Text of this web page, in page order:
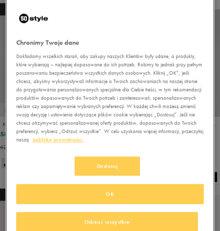
PROMO: DO -30%
NEW ERA TORBA MLB MINI WAIST BAG NYY BOB NEW YORK YANKEES BL
89,99 zł
58,49 zł
62,99 zł
PROMO: DO -30%
NEW ERA TOREBKA MLB SIDE BAG NEYYAN BLKBLK NEW YORK YANKEES
99,99 zł
69,99 zł
Chronimy Twoje dane
Dokładamy wszelkich starań, aby zakupy naszych Klientów były udane, a produkty,
które wybierają – najlepiej dopasowane do ich potrzeb. Robimy to jednak przy pełnym
poszanowaniu bezpieczeństwa wszystkich danych osobowych. Kliknij „OK”, jeśli
chcesz, abyśmy wykorzystywali informacje o Twoich zachowaniach na naszej stronie
do przygotowania personalizowanych specjalnie dla Ciebie treści, w tym rekomendacji
produktów dopasowanych do Twoich potrzeb i zainteresowań, spersonalizowanych
reklam czy zapamiętywanie wybranych preferencji. W każdej chwili możesz zmienić
swoją decyzję i ustawienia dotyczące plików cookie wybierając „Dostosuj”. Jeśli nie
chcesz otrzymywać spersonalizowanej oferty produktów, dopasowanych do Twoich
preferencji, wybierz „Odrzuć wszystkie”. W celu uzyskania więcej informacji, przeczytaj
naszą
politykę prywatności.
Dostosuj
Odrzuć wszystkie
OK